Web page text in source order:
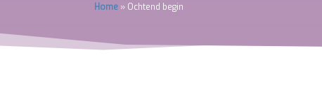
Home » Ochtend begin